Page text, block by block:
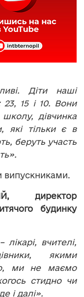
Діти наші
15 і 10. Вони
дівчинка
які тільки є в
беруть участь
випускниками.
директор
будинку
вчителі,
якими
ми не маємо
стидно чи
і далі».